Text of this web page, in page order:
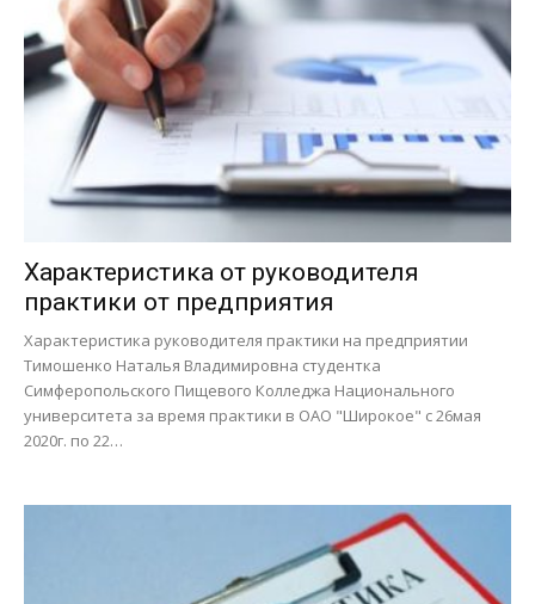
Характеристика от руководителя
практики от предприятия
Характеристика руководителя практики на предприятии
Тимошенко Наталья Владимировна студентка
Симферопольского Пищевого Колледжа Национального
университета за время практики в ОАО "Широкое" с 26мая
2020г. по 22…